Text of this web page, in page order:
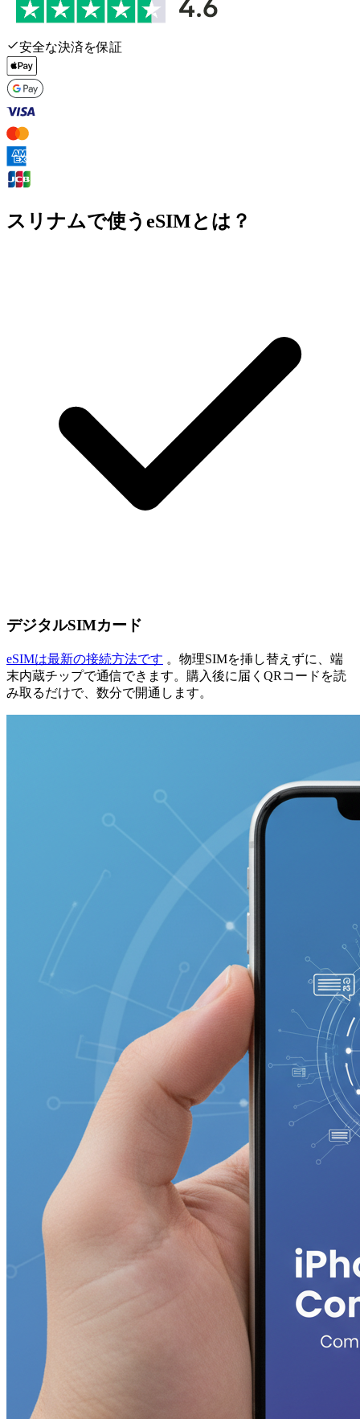
安全な決済を保証
スリナムで使うeSIMとは？
デジタルSIMカード
eSIMは最新の接続方法です 。物理SIMを挿し替えずに、端
末内蔵チップで通信できます。購入後に届くQRコードを読
み取るだけで、数分で開通します。